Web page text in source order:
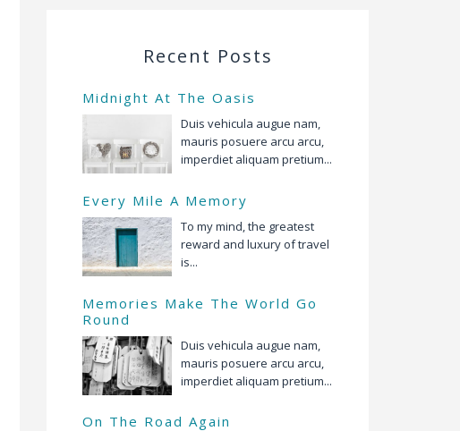
Recent Posts
Midnight At The Oasis
Duis vehicula augue nam,
mauris posuere arcu arcu,
imperdiet aliquam pretium...
Every Mile A Memory
To my mind, the greatest
reward and luxury of travel
is...
Memories Make The World Go
Round
Duis vehicula augue nam,
mauris posuere arcu arcu,
imperdiet aliquam pretium...
On The Road Again